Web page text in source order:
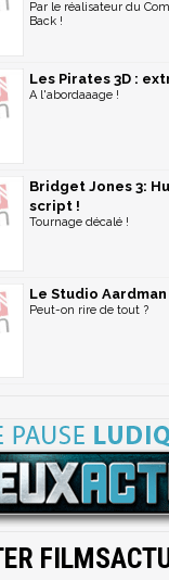
Par le réalisateur du
Back !
Les Pirates 3D :
A l'abordaaage !
Bridget Jones 3:
script !
Tournage décalé !
Le Studio
Peut-on rire de tout ?